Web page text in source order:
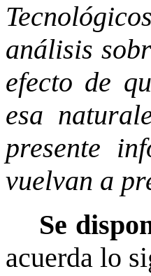
análisis
efecto de
esa
presente
vuelvan a
Se
acuerda lo